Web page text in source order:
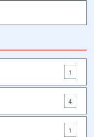
1
4
1